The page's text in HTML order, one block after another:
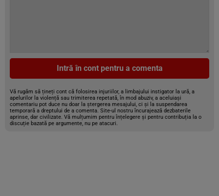
Intră în cont pentru a comenta
Vă rugăm să țineți cont că folosirea injuriilor, a limbajului instigator la ură, a
apelurilor la violență sau trimiterea repetată, în mod abuziv, a aceluiași
comentariu pot duce nu doar la ștergerea mesajului, ci și la suspendarea
temporară a dreptului de a comenta. Site-ul nostru încurajează dezbaterile
aprinse, dar civilizate. Vă mulțumim pentru înțelegere și pentru contribuția la o
discuție bazată pe argumente, nu pe atacuri.